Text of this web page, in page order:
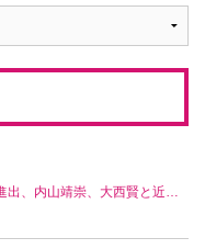
近藤大生ペアは惜敗、兵庫ノアチャレンジャー